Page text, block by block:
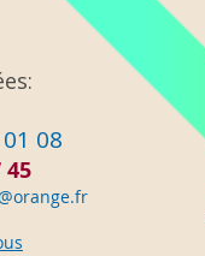
08
45